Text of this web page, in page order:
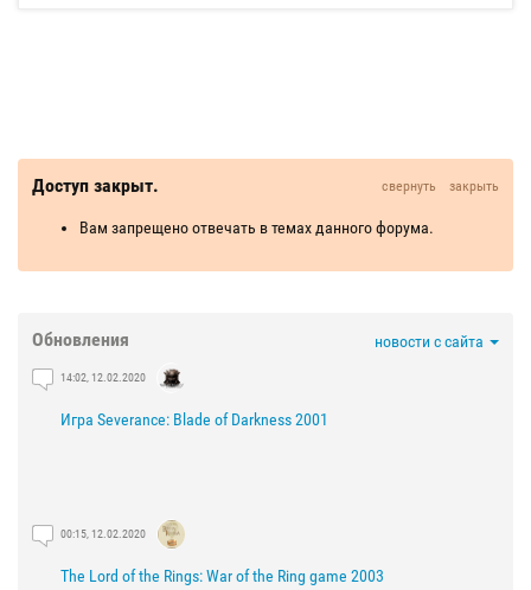
Доступ закрыт. свернуть закрыть
Вам запрещено отвечать в темах данного форума.
Обновления новости с сайта
14:02, 12.02.2020
Игра Severance: Blade of Darkness 2001
00:15, 12.02.2020
The Lord of the Rings: War of the Ring game 2003